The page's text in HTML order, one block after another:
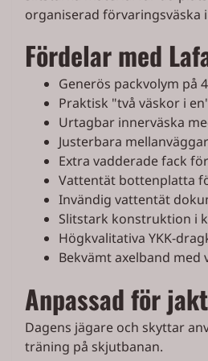
organiserad förvaringsväska
Fördelar med
Generös packvolym på
Praktisk "två väskor i
Urtagbar innerväska
Justerbara
Extra vadderade fack
Vattentät bottenplatta
Invändig vattentät
Slitstark konstruktion i
Högkvalitativa YKK-
Bekvämt axelband med
Anpassad för
Dagens jägare och skyttar
träning på skjutbanan.